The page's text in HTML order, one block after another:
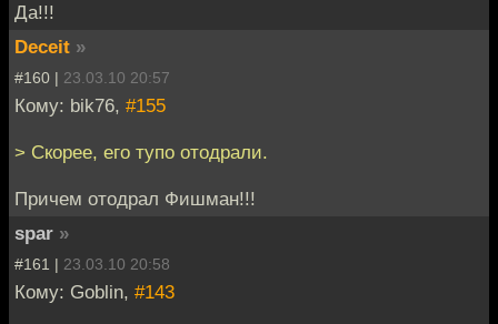
Да!!!
Deceit »
#160 | 23.03.10 20:57
Кому: bik76, #155
> Скорее, его тупо отодрали.
Причем отодрал Фишман!!!
spar »
#161 | 23.03.10 20:58
Кому: Goblin, #143